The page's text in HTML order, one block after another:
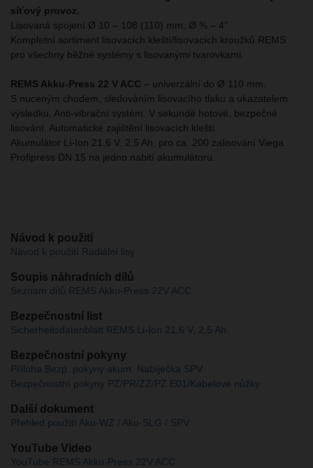
síťový provoz.
Lisovaná spojení Ø 10 – 108 (110) mm, Ø ⅜ – 4"
Kompletní sortiment lisovacích kleští/lisovacích kroužků REMS
pro všechny běžné systémy s lisovanými tvarovkami.
REMS Akku-Press 22 V ACC – univerzální do Ø 110 mm.
S nuceným chodem, sledováním lisovacího tlaku a ukazatelem
výsledku. Anti-vibrační systém. V sekundě hotové, bezpečné
lisování. Automatické zajištění lisovacích kleští.
Akumulátor Li-Ion 21,6 V, 2,5 Ah, pro ca. 200 zalisování Viega
Profipress DN 15 na jedno nabití akumulátoru.
Návod k použití
Návod k použití Radiální lisy
Soupis náhradních dílů
Seznam dílů REMS Akku-Press 22V ACC
Bezpečnostní list
Sicherheitsdatenblatt REMS Li-Ion 21,6 V, 2,5 Ah
Bezpečnostní pokyny
Příloha Bezp. pokyny akum. Nabíječka SPV
Bezpečnostní pokyny PZ/PR/ZZ/PZ E01/Kabelové nůžky
Další dokument
Přehled použití Aku-WZ / Aku-SLG / SPV
YouTube Video
YouTube REMS Akku-Press 22V ACC